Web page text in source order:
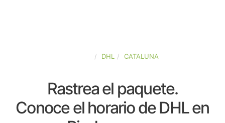
DHL CATALUNA
Rastrea el paquete.
Conoce el horario de DHL en